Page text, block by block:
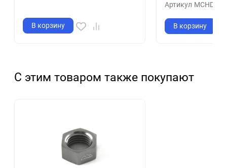
В корзину
Артикул MCHD-
В корзину
С этим товаром также покупают